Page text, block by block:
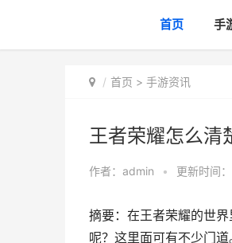
首页 手
首页 > 手游资讯
王者荣耀怎么清
作者： admin • 更新时间
摘要：在王者荣耀的世
呢？这里面可有不少门